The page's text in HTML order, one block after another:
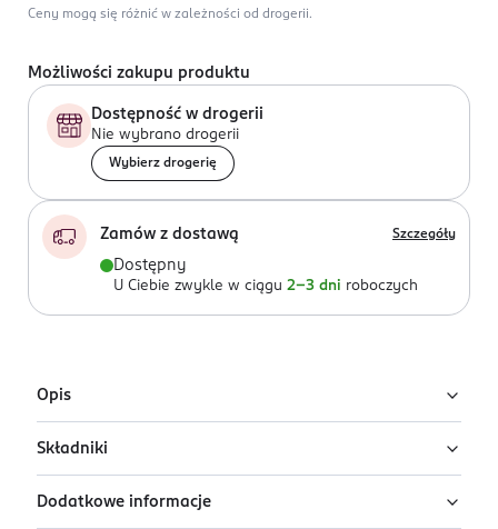
Ceny mogą się różnić w zależności od drogerii.
Możliwości zakupu produktu
Dostępność w drogerii
Nie wybrano drogerii
Wybierz drogerię
Zamów z dostawą Szczegóły
Dostępny
U Ciebie zwykle w ciągu 2-3 dni roboczych
Opis
Eyeliner w pisaku AA Wings of Color Trust
Your Wings w odcieniu Limitless Black
Składniki
Ingredients: : AQUA, STYRENE/ACRYLATES COPOLYMER,
Dodatkowe informacje